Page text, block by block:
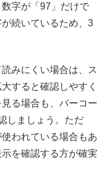
字が「97」だけで
続いているため、3
みにくい場合は、ス
すると確認しやすく
る場合も、バーコー
しましょう。ただ
われている場合もあ
を確認する方が確実